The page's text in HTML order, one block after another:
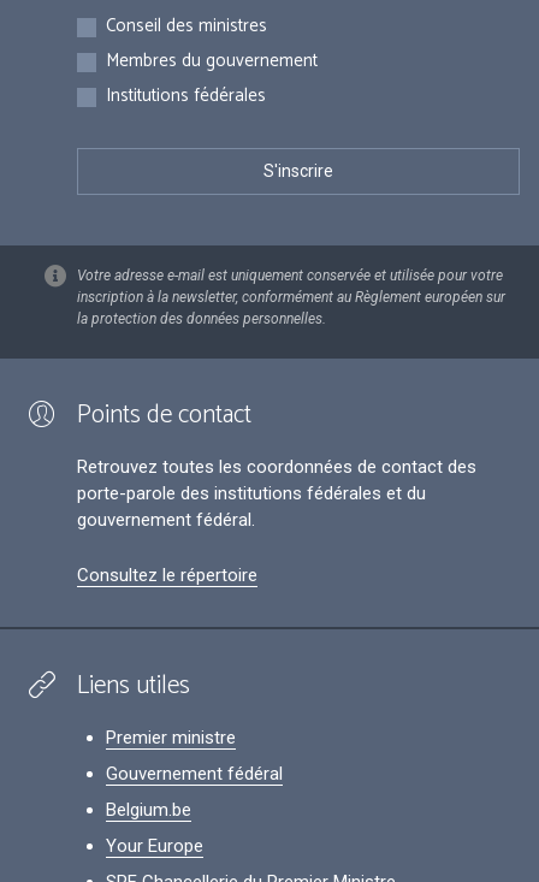
Inscriptions
Conseil des ministres
Membres du gouvernement
Institutions fédérales
Votre adresse e-mail est uniquement conservée et utilisée pour votre
inscription à la newsletter, conformément au Règlement européen sur
la protection des données personnelles.
Points de contact
Retrouvez toutes les coordonnées de contact des
porte-parole des institutions fédérales et du
gouvernement fédéral.
Consultez le répertoire
Liens utiles
Premier ministre
Gouvernement fédéral
Belgium.be
Your Europe